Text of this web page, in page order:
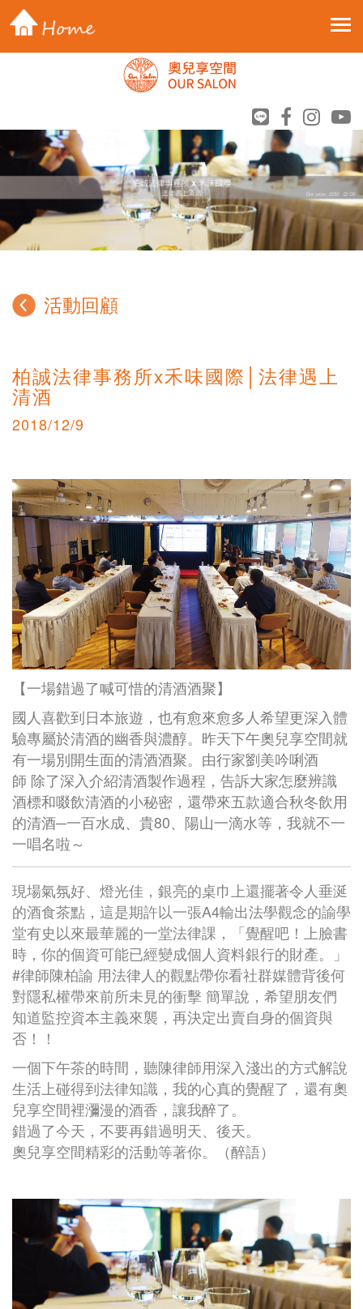
活動回顧
柏誠法律事務所x禾味國際│法律遇上
清酒
2018/12/9
【一場錯過了喊可惜的清酒酒聚】
國人喜歡到日本旅遊，也有愈來愈多人希望更深入體
驗專屬於清酒的幽香與濃醇。昨天下午奧兒享空間就
有一場別開生面的清酒酒聚。由行家劉美吟唎酒
師 除了深入介紹清酒製作過程，告訴大家怎麼辨識
酒標和啜飲清酒的小秘密，還帶來五款適合秋冬飲用
的清酒─一百水成、貴80、陽山一滴水等，我就不一
一唱名啦～
現場氣氛好、燈光佳，銀亮的桌巾上還擺著令人垂涎
的酒食茶點，這是期許以一張A4輸出法學觀念的諭學
堂有史以來最華麗的一堂法律課，「覺醒吧！上臉書
時，你的個資可能已經變成個人資料銀行的財產。」
#律師陳柏諭 用法律人的觀點帶你看社群媒體背後何
對隱私權帶來前所未見的衝擊 簡單說，希望朋友們
知道監控資本主義來襲，再決定出賣自身的個資與
否！！
一個下午茶的時間，聽陳律師用深入淺出的方式解說
生活上碰得到法律知識，我的心真的覺醒了，還有奧
兒享空間裡瀰漫的酒香，讓我醉了。
錯過了今天，不要再錯過明天、後天。
奧兒享空間精彩的活動等著你。（醉語）